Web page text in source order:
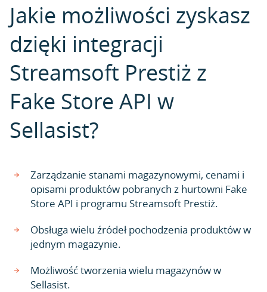
Jakie możliwości zyskasz
dzięki integracji
Streamsoft Prestiż z
Fake Store API w
Sellasist?
Zarządzanie stanami magazynowymi, cenami i
opisami produktów pobranych z hurtowni Fake
Store API i programu Streamsoft Prestiż.
Obsługa wielu źródeł pochodzenia produktów w
jednym magazynie.
Możliwość tworzenia wielu magazynów w
Sellasist.